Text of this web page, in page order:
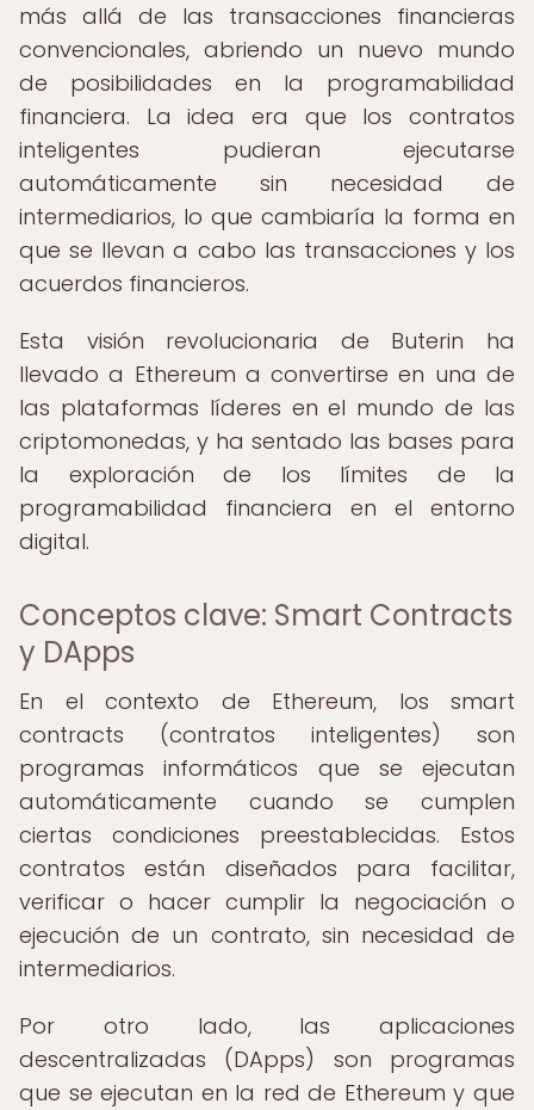
más allá de las transacciones financieras
convencionales, abriendo un nuevo mundo
de posibilidades en la programabilidad
financiera. La idea era que los contratos
inteligentes pudieran ejecutarse
automáticamente sin necesidad de
intermediarios, lo que cambiaría la forma en
que se llevan a cabo las transacciones y los
acuerdos financieros.
Esta visión revolucionaria de Buterin ha
llevado a Ethereum a convertirse en una de
las plataformas líderes en el mundo de las
criptomonedas, y ha sentado las bases para
la exploración de los límites de la
programabilidad financiera en el entorno
digital.
Conceptos clave: Smart Contracts
y DApps
En el contexto de Ethereum, los smart
contracts (contratos inteligentes) son
programas informáticos que se ejecutan
automáticamente cuando se cumplen
ciertas condiciones preestablecidas. Estos
contratos están diseñados para facilitar,
verificar o hacer cumplir la negociación o
ejecución de un contrato, sin necesidad de
intermediarios.
Por otro lado, las aplicaciones
descentralizadas (DApps) son programas
que se ejecutan en la red de Ethereum y que